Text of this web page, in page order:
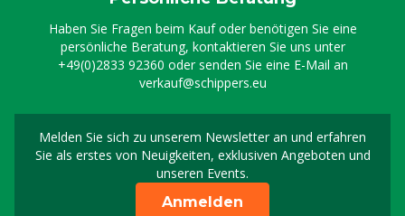
Haben Sie Fragen beim Kauf oder benötigen Sie eine
persönliche Beratung, kontaktieren Sie uns unter
+49(0)2833 92360 oder senden Sie eine E-Mail an
verkauf@schippers.eu
Melden Sie sich zu unserem Newsletter an und erfahren
Sie als erstes von Neuigkeiten, exklusiven Angeboten und
unseren Events.
Melden Sie sich für
Anmelden